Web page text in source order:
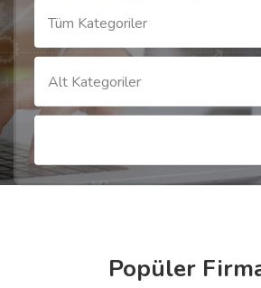
Tüm Kategoriler
Alt Kategoriler
Popüler